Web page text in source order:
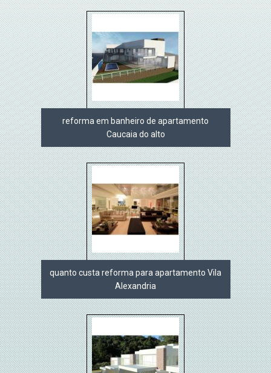
reforma em banheiro de apartamento
Caucaia do alto
quanto custa reforma para apartamento Vila
Alexandria